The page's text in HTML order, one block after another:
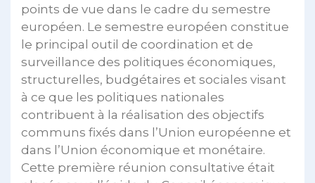
points de vue dans le cadre du semestre
européen. Le semestre européen constitue
le principal outil de coordination et de
surveillance des politiques économiques,
structurelles, budgétaires et sociales visant
à ce que les politiques nationales
contribuent à la réalisation des objectifs
communs fixés dans l’Union européenne et
dans l’Union économique et monétaire.
Cette première réunion consultative était